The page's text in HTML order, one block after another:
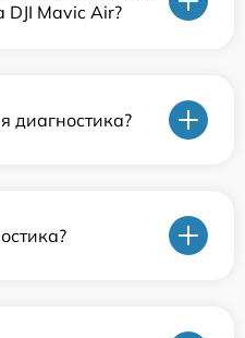
DJI Mavic Air?
диагностика?